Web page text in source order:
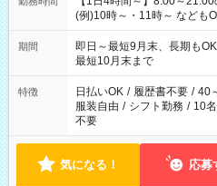
(例)10時～・11時～ なども
期間
即日～最短9月末、長期も
最短10月末まで
特徴 日払いOK / 履歴書不要 / 40
服装自由 / シフト勤務 / 10
不要
気になる！ 応募